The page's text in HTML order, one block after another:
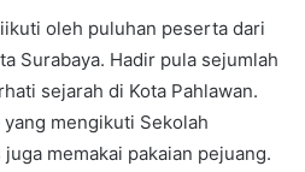
oleh puluhan peserta dari
Surabaya. Hadir pula sejumlah
sejarah di Kota Pahlawan.
mengikuti Sekolah
memakai pakaian pejuang.